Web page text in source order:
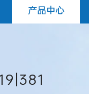
产品中心